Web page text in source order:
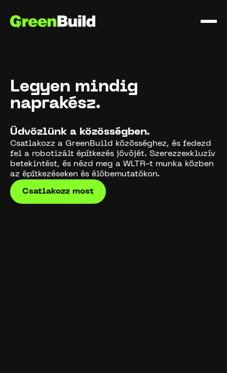
Legyen mindig
naprakész.
Üdvözlünk a közösségben.
Csatlakozz a GreenBuild közösséghez, és fedezd
fel a robotizált építkezés jövőjét. Szerezzexkluzív
betekintést, és nézd meg a WLTR-t munka közben
az építkezéseken és élőbemutatókon.
Csatlakozz most